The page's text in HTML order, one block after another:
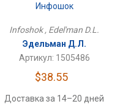
Инфошок
Infoshok , Edel'man D.L.
Эдельман Д.Л.
Артикул: 1505486
$38.55
Доставка за 14–20 дней